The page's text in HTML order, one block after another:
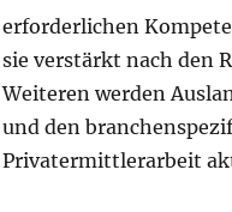
erforderlichen
sie verstärkt nach den
Weiteren werden
und den
Privatermittlerarbeit